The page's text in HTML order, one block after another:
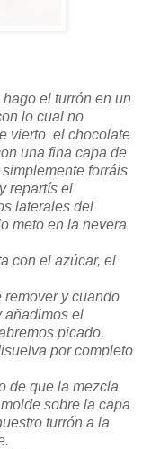
el turrón en un
lo cual no
vierto el chocolate
una fina capa de
forráis
repartís el
laterales del
meto en la nevera
con el azúcar, el
y cuando
añadimos el
picado,
por completo
de que la mezcla
sobre la capa
turrón a la